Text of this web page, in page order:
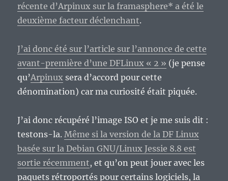
récente d’Arpinux sur la framasphere* a été le
deuxième facteur déclenchant.
J’ai donc été sur l’article sur l’annonce de cette
avant-première d’une DFLinux « 2 » (je pense
qu’Arpinux sera d’accord pour cette
dénomination) car ma curiosité était piquée.
J’ai donc récupéré l’image ISO et je me suis dit :
testons-la. Même si la version de la DF Linux
basée sur la Debian GNU/Linux Jessie 8.8 est
sortie récemment, et qu’on peut jouer avec les
paquets rétroportés pour certains logiciels, la